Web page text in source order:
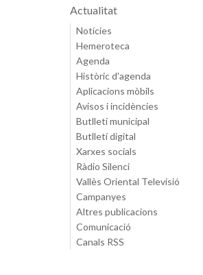
Actualitat
Notícies
Hemeroteca
Agenda
Històric d'agenda
Aplicacions mòbils
Avisos i incidències
Butlletí municipal
Butlletí digital
Xarxes socials
Ràdio Silenci
Vallès Oriental Televisió
Campanyes
Altres publicacions
Comunicació
Canals RSS